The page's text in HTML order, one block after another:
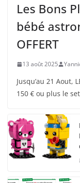
Les Bons
bébé
OFFERT
13 août 2025
Jusqu’au 21 Aout,
150 € ou plus le